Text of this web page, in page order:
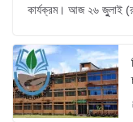
কার্যক্রম। আজ ২৬ জুুলাই